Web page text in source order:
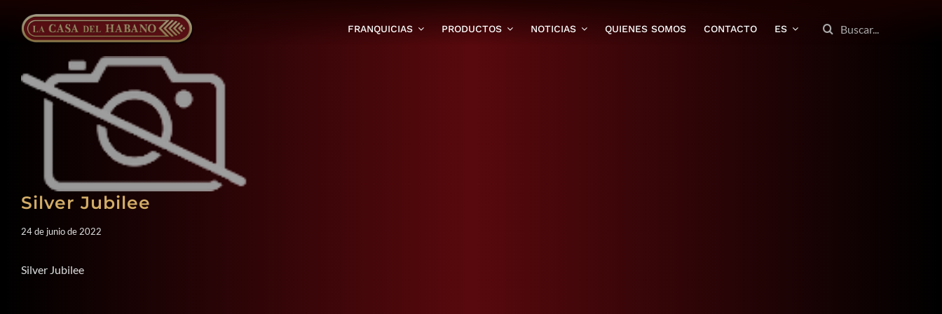
contenido
FRANQUICIAS PRODUCTOS NOTICIAS QUIENES SOMOS CONTACTO ES BUSCAR:
Silver Jubilee
24 de junio de 2022
Silver Jubilee